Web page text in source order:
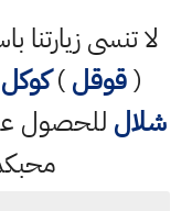
لا تنسى
(قوقل)كوكل
شلال للحصول